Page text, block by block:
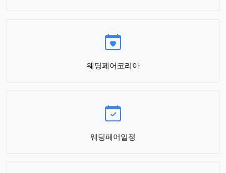
웨딩페어코리아
웨딩페어일정